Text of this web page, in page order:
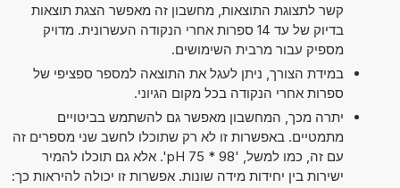
קשר לתצוגת התוצאות, מחשבון זה מאפשר הצגת תוצאות
בדיוק של עד 14 ספרות אחרי הנקודה העשרונית. מדויק
מספיק עבור מרבית השימושים.
במידת הצורך, ניתן לעגל את התוצאה למספר ספציפי של
ספרות אחרי הנקודה בכל מקום הגיוני.
יתרה מכך, המחשבון מאפשר גם להשתמש בביטויים
מתמטיים. באפשרות זו לא רק שתוכלו לחשב שני מספרים זה
עם זה, כמו למשל, '98 * 75 pH'. אלא גם תוכלו להמיר
ישירות בין יחידות מידה שונות. אפשרות זו יכולה להיראות כך: